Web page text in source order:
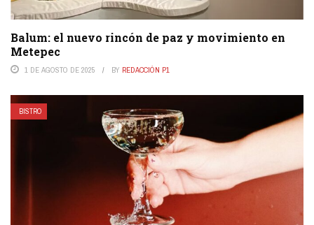
Balum: el nuevo rincón de paz y movimiento en
Metepec
1 DE AGOSTO DE 2025 BY REDACCIÓN P1
BISTRO